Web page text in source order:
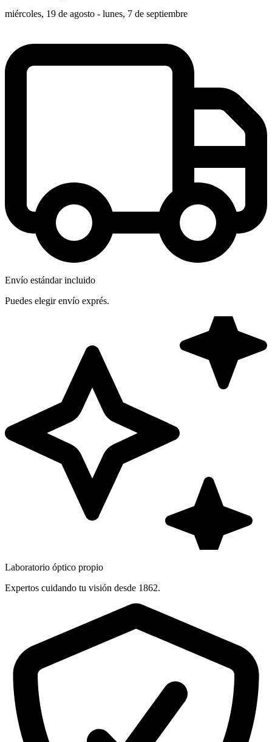
miércoles, 19 de agosto - lunes, 7 de septiembre
Envío estándar incluido
Puedes elegir envío exprés.
Laboratorio óptico propio
Expertos cuidando tu visión desde 1862.